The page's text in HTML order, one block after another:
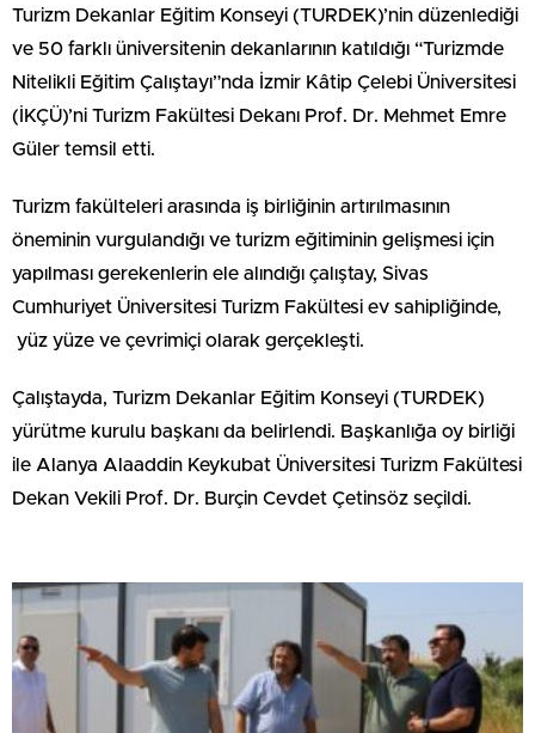
Turizm Dekanlar Eğitim Konseyi (TURDEK)’nin düzenlediği
ve 50 farklı üniversitenin dekanlarının katıldığı “Turizmde
Nitelikli Eğitim Çalıştayı”nda İzmir Kâtip Çelebi Üniversitesi
(İKÇÜ)’ni Turizm Fakültesi Dekanı Prof. Dr. Mehmet Emre
Güler temsil etti.
Turizm fakülteleri arasında iş birliğinin artırılmasının
öneminin vurgulandığı ve turizm eğitiminin gelişmesi için
yapılması gerekenlerin ele alındığı çalıştay, Sivas
Cumhuriyet Üniversitesi Turizm Fakültesi ev sahipliğinde,
yüz yüze ve çevrimiçi olarak gerçekleşti.
Çalıştayda, Turizm Dekanlar Eğitim Konseyi (TURDEK)
yürütme kurulu başkanı da belirlendi. Başkanlığa oy birliği
ile Alanya Alaaddin Keykubat Üniversitesi Turizm Fakültesi
Dekan Vekili Prof. Dr. Burçin Cevdet Çetinsöz seçildi.